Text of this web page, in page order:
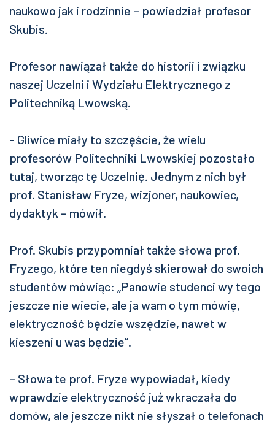
naukowo jak i rodzinnie – powiedział profesor
Skubis.
Profesor nawiązał także do historii i związku
naszej Uczelni i Wydziału Elektrycznego z
Politechniką Lwowską.
- Gliwice miały to szczęście, że wielu
profesorów Politechniki Lwowskiej pozostało
tutaj, tworząc tę Uczelnię. Jednym z nich był
prof. Stanisław Fryze, wizjoner, naukowiec,
dydaktyk – mówił.
Prof. Skubis przypomniał także słowa prof.
Fryzego, które ten niegdyś skierował do swoich
studentów mówiąc: „Panowie studenci wy tego
jeszcze nie wiecie, ale ja wam o tym mówię,
elektryczność będzie wszędzie, nawet w
kieszeni u was będzie”.
– Słowa te prof. Fryze wypowiadał, kiedy
wprawdzie elektryczność już wkraczała do
domów, ale jeszcze nikt nie słyszał o telefonach